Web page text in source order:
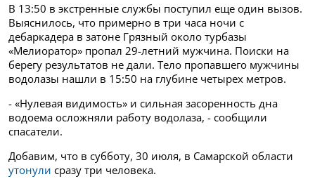
В 13:50 в экстренные службы поступил еще один вызов.
Выяснилось, что примерно в три часа ночи с
дебаркадера в затоне Грязный около турбазы
«Мелиоратор» пропал 29-летний мужчина. Поиски на
берегу результатов не дали. Тело пропавшего мужчины
водолазы нашли в 15:50 на глубине четырех метров.
- «Нулевая видимость» и сильная засоренность дна
водоема осложняли работу водолаза, - сообщили
спасатели.
Добавим, что в субботу, 30 июля, в Самарской области
утонули сразу три человека.